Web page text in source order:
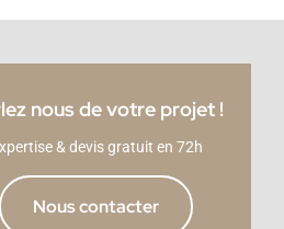
nous de votre projet !
& devis gratuit en 72h
Nous contacter